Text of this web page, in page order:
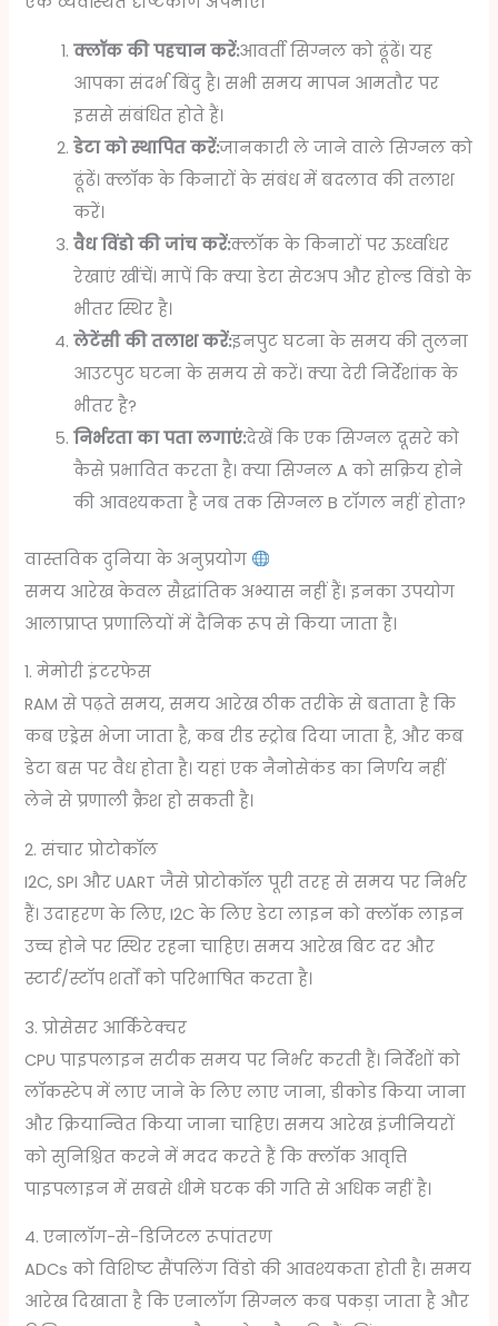
क्लॉक की पहचान करें:आवर्ती सिग्नल को ढूंढें। यह
आपका संदर्भ बिंदु है। सभी समय मापन आमतौर पर
इससे संबंधित होते हैं।
डेटा को स्थापित करें:जानकारी ले जाने वाले सिग्नल को
ढूंढें। क्लॉक के किनारों के संबंध में बदलाव की तलाश
करें।
वैध विंडो की जांच करें:क्लॉक के किनारों पर ऊर्ध्वाधर
रेखाएं खींचें। मापें कि क्या डेटा सेटअप और होल्ड विंडो के
भीतर स्थिर है।
लेटेंसी की तलाश करें:इनपुट घटना के समय की तुलना
आउटपुट घटना के समय से करें। क्या देरी निर्देशांक के
भीतर है?
निर्भरता का पता लगाएं:देखें कि एक सिग्नल दूसरे को
कैसे प्रभावित करता है। क्या सिग्नल A को सक्रिय होने
की आवश्यकता है जब तक सिग्नल B टॉगल नहीं होता?
वास्तविक दुनिया के अनुप्रयोग
समय आरेख केवल सैद्धांतिक अभ्यास नहीं हैं। इनका उपयोग
आलाप्राप्त प्रणालियों में दैनिक रूप से किया जाता है।
1. मेमोरी इंटरफेस
RAM से पढ़ते समय, समय आरेख ठीक तरीके से बताता है कि
कब एड्रेस भेजा जाता है, कब रीड स्ट्रोब दिया जाता है, और कब
डेटा बस पर वैध होता है। यहां एक नैनोसेकंड का निर्णय नहीं
लेने से प्रणाली क्रैश हो सकती है।
2. संचार प्रोटोकॉल
I2C, SPI और UART जैसे प्रोटोकॉल पूरी तरह से समय पर निर्भर
हैं। उदाहरण के लिए, I2C के लिए डेटा लाइन को क्लॉक लाइन
उच्च होने पर स्थिर रहना चाहिए। समय आरेख बिट दर और
स्टार्ट/स्टॉप शर्तों को परिभाषित करता है।
3. प्रोसेसर आर्किटेक्चर
CPU पाइपलाइन सटीक समय पर निर्भर करती हैं। निर्देशों को
लॉकस्टेप में लाए जाने के लिए लाए जाना, डीकोड किया जाना
और क्रियान्वित किया जाना चाहिए। समय आरेख इंजीनियरों
को सुनिश्चित करने में मदद करते हैं कि क्लॉक आवृत्ति
पाइपलाइन में सबसे धीमे घटक की गति से अधिक नहीं है।
4. एनालॉग-से-डिजिटल रूपांतरण
ADCs को विशिष्ट सैंपलिंग विंडो की आवश्यकता होती है। समय
आरेख दिखाता है कि एनालॉग सिग्नल कब पकड़ा जाता है और